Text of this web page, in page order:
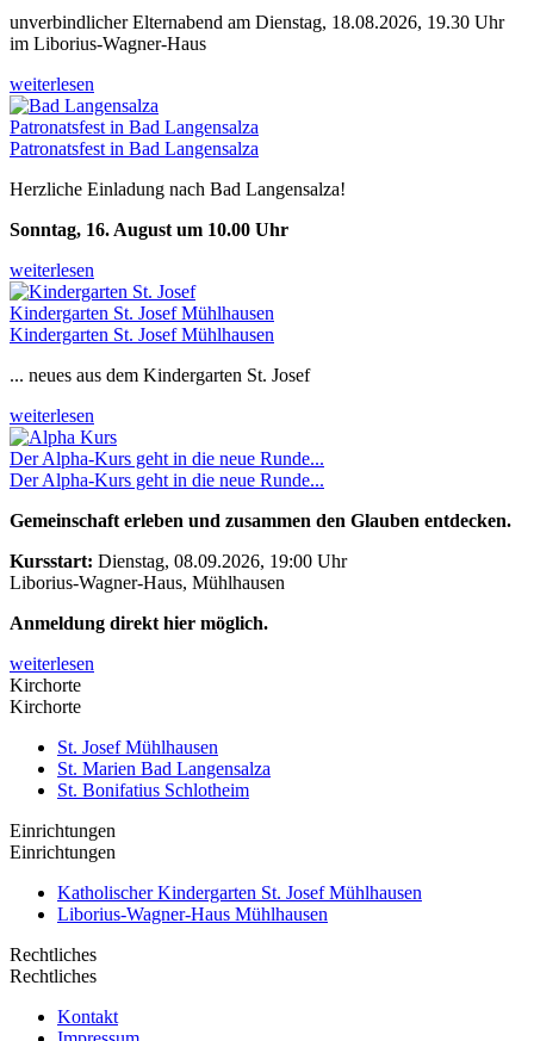
unverbindlicher Elternabend am Dienstag, 18.08.2026, 19.30 Uhr
im Liborius-Wagner-Haus
weiterlesen
Patronatsfest in Bad Langensalza
Patronatsfest in Bad Langensalza
Herzliche Einladung nach Bad Langensalza!
Sonntag, 16. August um 10.00 Uhr
weiterlesen
Kindergarten St. Josef Mühlhausen
Kindergarten St. Josef Mühlhausen
... neues aus dem Kindergarten St. Josef
weiterlesen
Der Alpha-Kurs geht in die neue Runde...
Der Alpha-Kurs geht in die neue Runde...
Gemeinschaft erleben und zusammen den Glauben entdecken.
Kursstart: Dienstag, 08.09.2026, 19:00 Uhr
Liborius-Wagner-Haus, Mühlhausen
Anmeldung direkt hier möglich.
weiterlesen
Kirchorte
Kirchorte
St. Josef Mühlhausen
St. Marien Bad Langensalza
St. Bonifatius Schlotheim
Einrichtungen
Einrichtungen
Katholischer Kindergarten St. Josef Mühlhausen
Liborius-Wagner-Haus Mühlhausen
Rechtliches
Rechtliches
Kontakt